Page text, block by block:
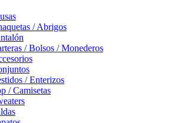
/ Abrigos
/ Bolsos / Monederos
/ Enterizos
/ Camisetas